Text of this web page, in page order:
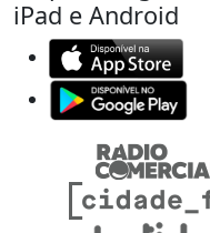
iPad e Android